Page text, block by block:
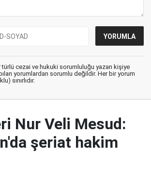
türlü cezai ve hukuki sorumluluğu yazan kişiye
yorumlardan sorumlu değildir. Her bir yorum
sınırlıdır.
Nur Veli Mesud:
şeriat hakim